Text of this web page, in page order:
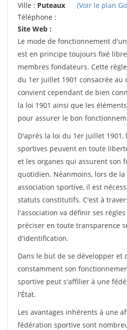
Ville : Puteaux
(Voir le plan
Téléphone :
Site Web :
Le mode de fonctionnement
est en principe toujours fixé
membres fondateurs. Cette
du 1er juillet 1901 consacrée au
convient cependant de bien
la loi 1901 ainsi que les
pour assurer le bon
D'après la loi du 1er juillet 1901,
sportives peuvent en toute
et les organes qui assurent son
quotidien. Néanmoins, lors de
association sportive, il est
statuts constitutifs. C'est à
l'association va définir ses
préciser en toute transparence
d'identification.
Dans le but de se développer et
constamment son
sportive peut s'affilier à une
l'État.
Les avantages inhérents à une
fédération sportive sont